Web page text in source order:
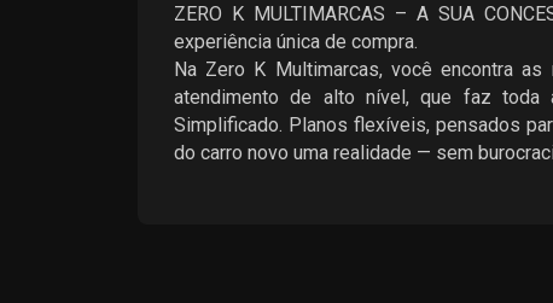
ZERO K MULTIMARCAS – A SUA
experiência única de compra.
Na Zero K Multimarcas, você encontra
atendimento de alto nível, que faz toda
Simplificado. Planos flexíveis, pensados
do carro novo uma realidade — sem